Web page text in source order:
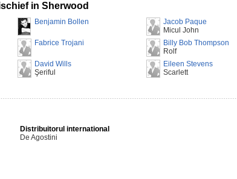
in Sherwood
Benjamin Bollen
Jacob Paque
Micul John
Fabrice Trojani
Billy Bob Thompson
Rolf
David Wills
Şeriful
Eileen Stevens
Scarlett
Distribuitorul international
De Agostini